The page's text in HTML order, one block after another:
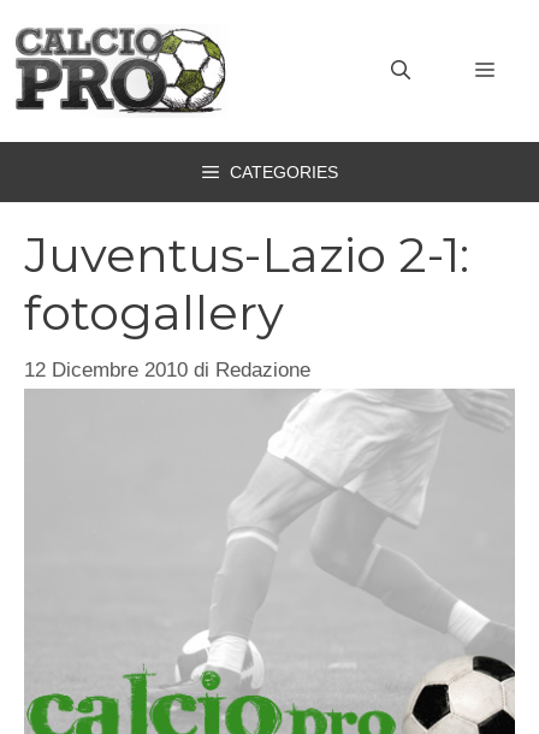
contenuto
CATEGORIES
Juventus-Lazio 2-1:
fotogallery
12 Dicembre 2010 di Redazione